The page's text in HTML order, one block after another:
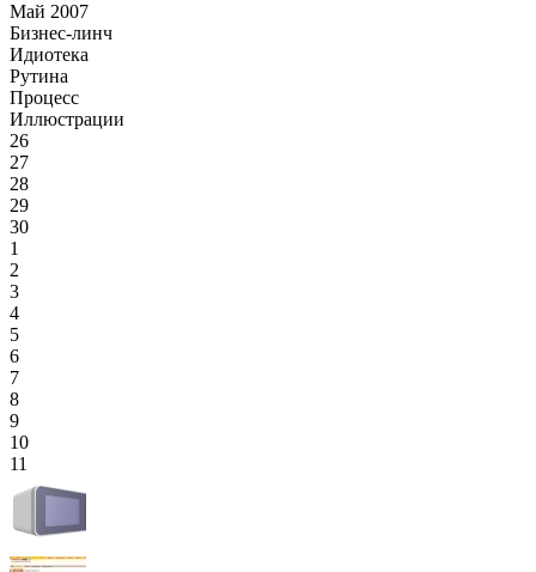
Май 2007
Бизнес-линч
Идиотека
Рутина
Процесс
Иллюстрации
26
27
28
29
30
1
2
3
4
5
6
7
8
9
10
11